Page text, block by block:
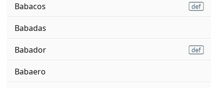
Babacos
Babadas
Babador
Babaero